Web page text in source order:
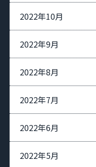
2022年10月
2022年9月
2022年8月
2022年7月
2022年6月
2022年5月